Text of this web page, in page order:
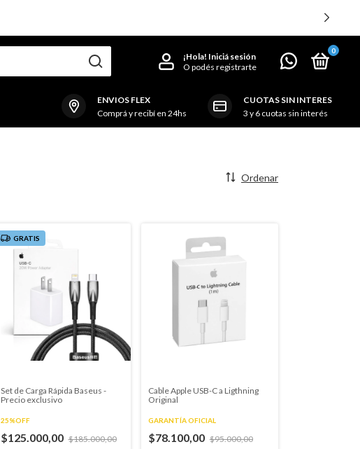
¡Hola! Iniciá sesión
O podés registrarte
0
ENVIOS FLEX
Comprá y recibí en 24hs
CUOTAS SIN INTERES
3 y 6 cuotas sin interés
Ordenar
GRATIS
Set de Carga Rápida Baseus -
Precio exclusivo
25%OFF
$125.000,00 $185.000,00
Cable Apple USB-C a Ligthning
Original
GARANTÍA OFICIAL
$78.100,00 $95.000,00